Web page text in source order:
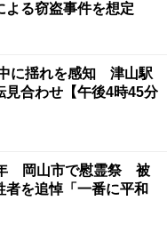
る窃盗事件を想定
に揺れを感知 津山駅
見合わせ【午後4時45分
岡山市で慰霊祭 被
者を追悼「一番に平和